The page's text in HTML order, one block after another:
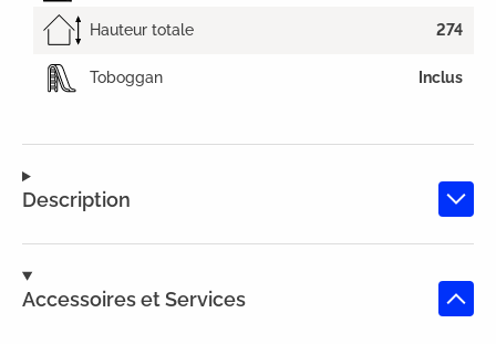
Description
Accessoires et Services
Hauteur totale 274
Toboggan Inclus